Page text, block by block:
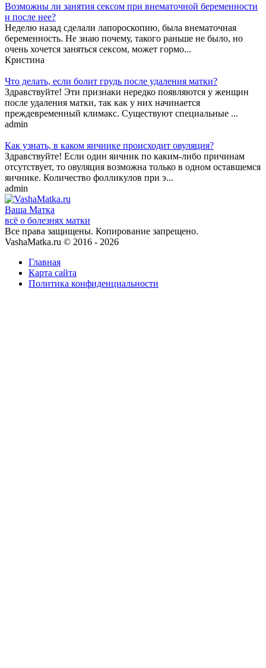
Возможны ли занятия сексом при внематочной беременности
и после нее?
Неделю назад сделали лапороскопию, была внематочная
беременность. Не знаю почему, такого раньше не было, но
очень хочется заняться сексом, может гормо...
Кристина
Что делать, если болит грудь после удаления матки?
Здравствуйте! Эти признаки нередко появляются у женщин
после удаления матки, так как у них начинается
преждевременный климакс. Существуют специальные ...
admin
Как узнать, в каком яичнике происходит овуляция?
Здравствуйте! Если один яичник по каким-либо причинам
отсутствует, то овуляция возможна только в одном оставшемся
яичнике. Количество фолликулов при э...
admin
Ваша Матка
всё о болезнях матки
Все права защищены. Копирование запрещено.
VashaMatka.ru © 2016 - 2026
Главная
Карта сайта
Политика конфиденциальности